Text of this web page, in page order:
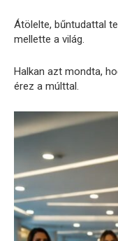
Átölelte, bűntudattal
mellette a világ.
Halkan azt mondta,
érez a múlttal.